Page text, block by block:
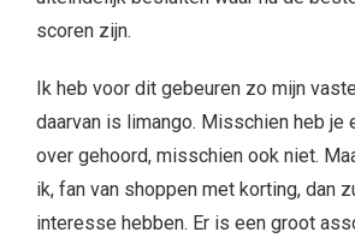
scoren zijn.
Ik heb voor dit gebeuren zo mijn
daarvan is limango. Misschien heb je
over gehoord, misschien ook niet.
ik, fan van shoppen met korting, dan
interesse hebben. Er is een groot